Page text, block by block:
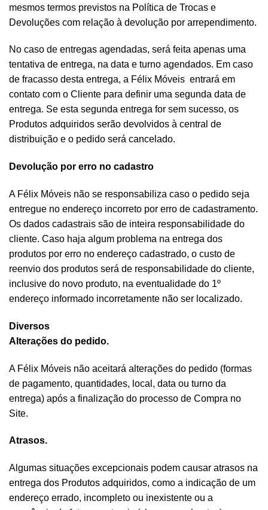
mesmos termos previstos na Política de Trocas e
Devoluções com relação à devolução por arrependimento.
No caso de entregas agendadas, será feita apenas uma
tentativa de entrega, na data e turno agendados. Em caso
de fracasso desta entrega, a Félix Móveis entrará em
contato com o Cliente para definir uma segunda data de
entrega. Se esta segunda entrega for sem sucesso, os
Produtos adquiridos serão devolvidos à central de
distribuição e o pedido será cancelado.
Devolução por erro no cadastro
A Félix Móveis não se responsabiliza caso o pedido seja
entregue no endereço incorreto por erro de cadastramento.
Os dados cadastrais são de inteira responsabilidade do
cliente. Caso haja algum problema na entrega dos
produtos por erro no endereço cadastrado, o custo de
reenvio dos produtos será de responsabilidade do cliente,
inclusive do novo produto, na eventualidade do 1º
endereço informado incorretamente não ser localizado.
Diversos
Alterações do pedido.
A Félix Móveis não aceitará alterações do pedido (formas
de pagamento, quantidades, local, data ou turno da
entrega) após a finalização do processo de Compra no
Site.
Atrasos.
Algumas situações excepcionais podem causar atrasos na
entrega dos Produtos adquiridos, como a indicação de um
endereço errado, incompleto ou inexistente ou a